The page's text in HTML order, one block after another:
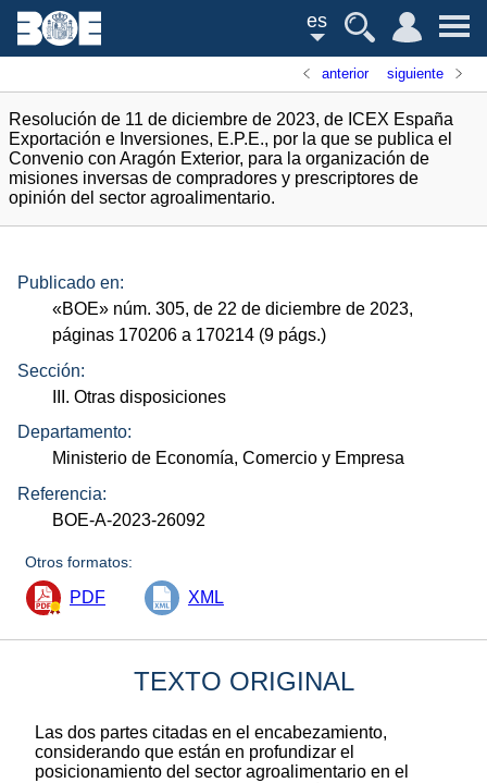
es
anterior siguiente
Resolución de 11 de diciembre de 2023, de ICEX España
Exportación e Inversiones, E.P.E., por la que se publica el
Convenio con Aragón Exterior, para la organización de
misiones inversas de compradores y prescriptores de
opinión del sector agroalimentario.
Publicado en:
«BOE» núm. 305, de 22 de diciembre de 2023,
páginas 170206 a 170214 (9 págs.)
Sección:
III. Otras disposiciones
Departamento:
Ministerio de Economía, Comercio y Empresa
Referencia:
BOE-A-2023-26092
Otros formatos:
PDF XML
TEXTO ORIGINAL
Las dos partes citadas en el encabezamiento,
considerando que están en profundizar el
posicionamiento del sector agroalimentario en el